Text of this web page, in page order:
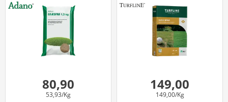
80,90
53,93/Kg
149,00
149,00/Kg